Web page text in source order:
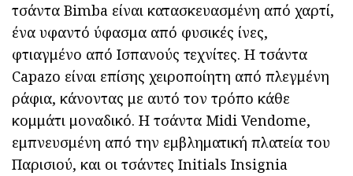
τσάντα Bimba είναι κατασκευασμένη από χαρτί,
ένα υφαντό ύφασμα από φυσικές ίνες,
φτιαγμένο από Ισπανούς τεχνίτες. Η τσάντα
Capazo είναι επίσης χειροποίητη από πλεγμένη
ράφια, κάνοντας με αυτό τον τρόπο κάθε
κομμάτι μοναδικό. Η τσάντα Midi Vendome,
εμπνευσμένη από την εμβληματική πλατεία του
Παρισιού, και οι τσάντες Initials Insignia